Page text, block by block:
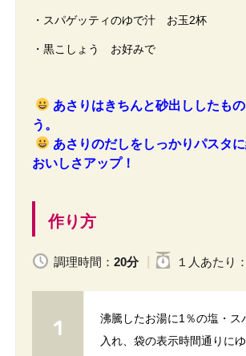
・スパゲッティのゆで汁 お玉2杯
・黒こしょう お好みで
あさりはきちんと砂出ししたも
う。
あさりのだしをしっかりパスタ
おいしさアップ！
作り方
調理時間： 20分 １人 あたり ：
沸騰したお湯に1％の塩・ス
入れ、袋の表示時間通りにゆ